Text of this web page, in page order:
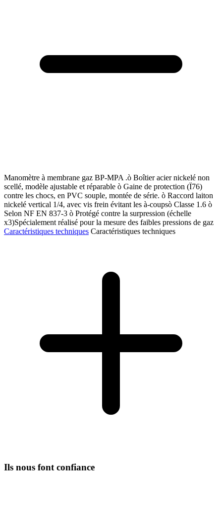
Manomètre à membrane gaz BP-MPA .ò Boîtier acier nickelé non
scellé, modèle ajustable et réparable ò Gaine de protection (Ï76)
contre les chocs, en PVC souple, montée de série. ò Raccord laiton
nickelé vertical 1/4, avec vis frein évitant les à-coupsò Classe 1.6 ò
Selon NF EN 837-3 ò Protégé contre la surpression (échelle
x3)Spécialement réalisé pour la mesure des faibles pressions de gaz
Caractéristiques techniques Caractéristiques techniques
Ils nous font confiance